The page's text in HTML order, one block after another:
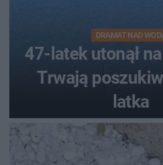
DRAMAT NAD
47-latek utonął
Trwają
latka